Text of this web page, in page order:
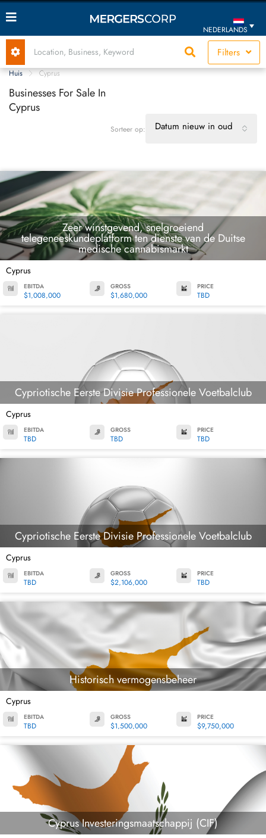
NEDERLANDS
Filters
Huis Cyprus
Businesses For Sale In
Cyprus
Sorteer op: Datum nieuw in oud
Zeer winstgevend, snelgroeiend
telegeneeskundeplatform ten dienste van de Duitse
medische cannabismarkt
Cyprus
EBITDA
$1,008,000
GROSS
$1,680,000
PRICE
TBD
Cypriotische Eerste Divisie Professionele Voetbalclub
Cyprus
EBITDA
TBD
GROSS
TBD
PRICE
TBD
Cypriotische Eerste Divisie Professionele Voetbalclub
Cyprus
EBITDA
TBD
GROSS
$2,106,000
PRICE
TBD
Historisch vermogensbeheer
Cyprus
EBITDA
TBD
GROSS
$1,500,000
PRICE
$9,750,000
Cyprus Investeringsmaatschappij (CIF)